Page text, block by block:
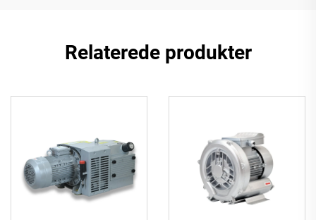
Relaterede produkter